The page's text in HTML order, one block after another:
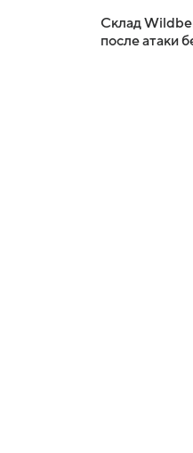
Склад
после атаки